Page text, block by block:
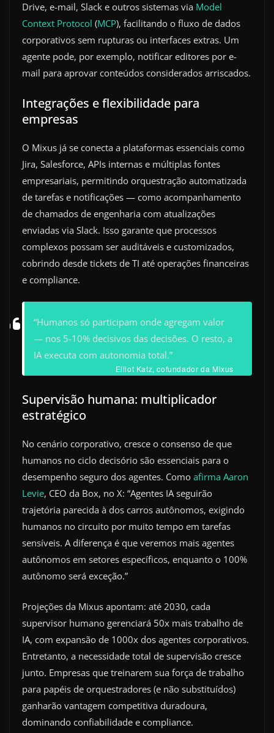
Drive, e-mail, Slack e outros sistemas via Model
Context Protocol (MCP), facilitando o fluxo de dados
corporativos sem rupturas ou interfaces extras. Um
agente pode, por exemplo, notificar editores por e-
mail para aprovar conteúdos considerados arriscados.
Integrações e flexibilidade para
empresas
O Mixus já se conecta a plataformas essenciais como
Jira, Salesforce, APIs internas e múltiplas fontes
empresariais, permitindo orquestração automatizada
de tarefas e notificações — como acompanhamento
de chamados de engenharia com atualizações
enviadas via Slack. Isso garante que processos
complexos possam ser auditáveis e customizados,
cobrindo desde tickets de TI até operações financeiras
e compliance.
“Humanos só participam onde agregam valor
— nos 5-10% decisivos das decisões. O resto, a
IA executa com autonomia total.”
Elliot Katz, cofundador da Mixus
Supervisão humana: multiplicador
estratégico
No cenário corporativo, cresce o consenso de que
humanos no ciclo decisório são essenciais para o
desempenho seguro dos agentes. Como afirma Aaron
Levie, CEO da Box, no X: “Agentes IA seguirão
trajetória parecida à dos carros autônomos, exigindo
humanos no circuito por muito tempo em tarefas
sensíveis. A diferença é que veremos mais agentes
autônomos em setores específicos, enquanto o 100%
autônomo será exceção.”
Projeções da Mixus apontam: até 2030, cada
supervisor humano gerenciará 50x mais trabalho de
IA, com expansão de 1000x dos agentes corporativos.
Entretanto, a necessidade total de supervisão cresce
junto. Empresas que treinarem sua força de trabalho
para papéis de orquestradores (e não substituídos)
ganharão vantagem competitiva duradoura,
dominando confiabilidade e compliance.